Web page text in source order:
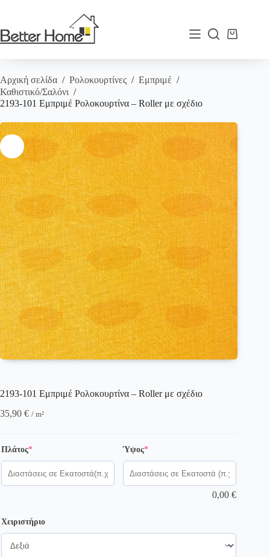
Καλάθι
Αρχική σελίδα / Ρολοκουρτίνες / Εμπριμέ /
Καθιστικό/Σαλόνι /
2193-101 Εμπριμέ Ρολοκουρτίνα – Roller με σχέδιο
2193-101 Εμπριμέ Ρολοκουρτίνα – Roller με σχέδιο
35,90 € / m²
Πλάτος*(required) Ύψος*(required)
0,00€
Χειριστήριο